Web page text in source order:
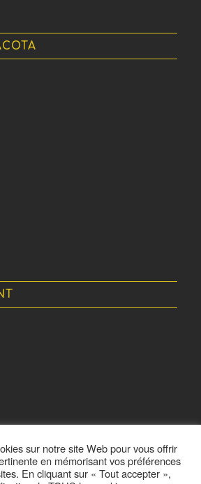
sur notre site Web pour vous offrir
en mémorisant vos préférences
En cliquant sur « Tout accepter »,